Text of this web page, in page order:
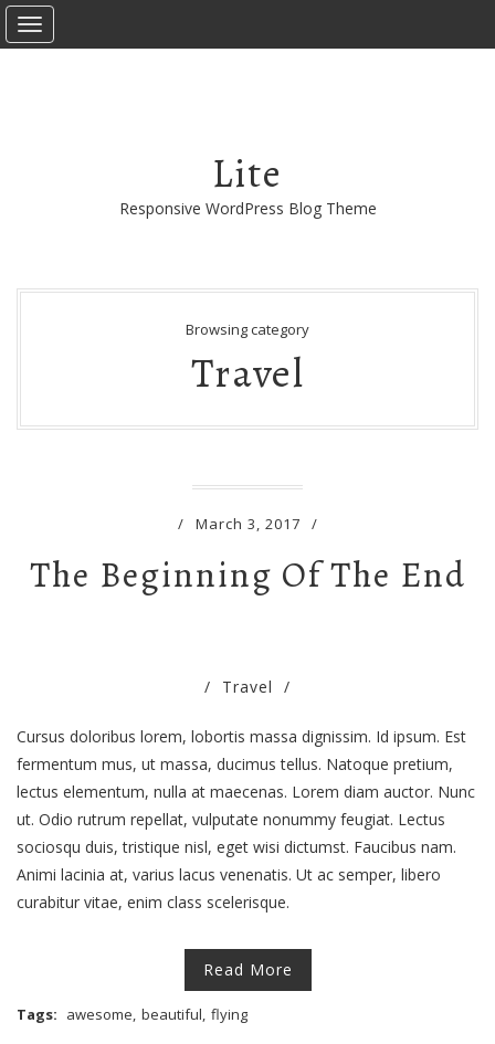
T
o
Lite
Responsive WordPress Blog Theme
Browsing category
Travel
/ March 3, 2017 /
The Beginning Of The End
/ Travel /
Cursus doloribus lorem, lobortis massa dignissim. Id ipsum. Est
fermentum mus, ut massa, ducimus tellus. Natoque pretium,
lectus elementum, nulla at maecenas. Lorem diam auctor. Nunc
ut. Odio rutrum repellat, vulputate nonummy feugiat. Lectus
sociosqu duis, tristique nisl, eget wisi dictumst. Faucibus nam.
Animi lacinia at, varius lacus venenatis. Ut ac semper, libero
curabitur vitae, enim class scelerisque.
Read More
Tags: awesome, beautiful, flying